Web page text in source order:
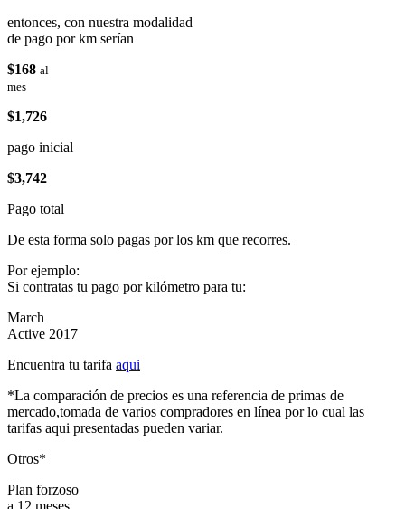
entonces, con nuestra modalidad
de pago por km serían
$168 al
mes
$1,726
pago inicial
$3,742
Pago total
De esta forma solo pagas por los km que recorres.
Por ejemplo:
Si contratas tu pago por kilómetro para tu:
March
Active 2017
Encuentra tu tarifa aqui
*La comparación de precios es una referencia de primas de
mercado,tomada de varios compradores en línea por lo cual las
tarifas aqui presentadas pueden variar.
Otros*
Plan forzoso
a 12 meses